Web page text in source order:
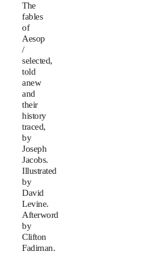
The
fables
of
Aesop
/
selected,
told
anew
and
their
history
traced,
by
Joseph
Jacobs.
Illustrated
by
David
Levine.
Afterword
by
Clifton
Fadiman.